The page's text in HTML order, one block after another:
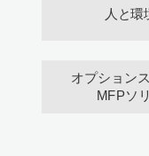
人と環
オプション
MFPソ